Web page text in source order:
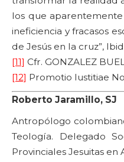
los que
ineficiencia y fracasos
de Jesús en la cruz”,
[11] Cfr. GONZALEZ
[12] Promotio Iustitiae
Roberto Jaramillo, SJ
Antropólogo
Teología. Delegado
Provinciales Jesuitas en